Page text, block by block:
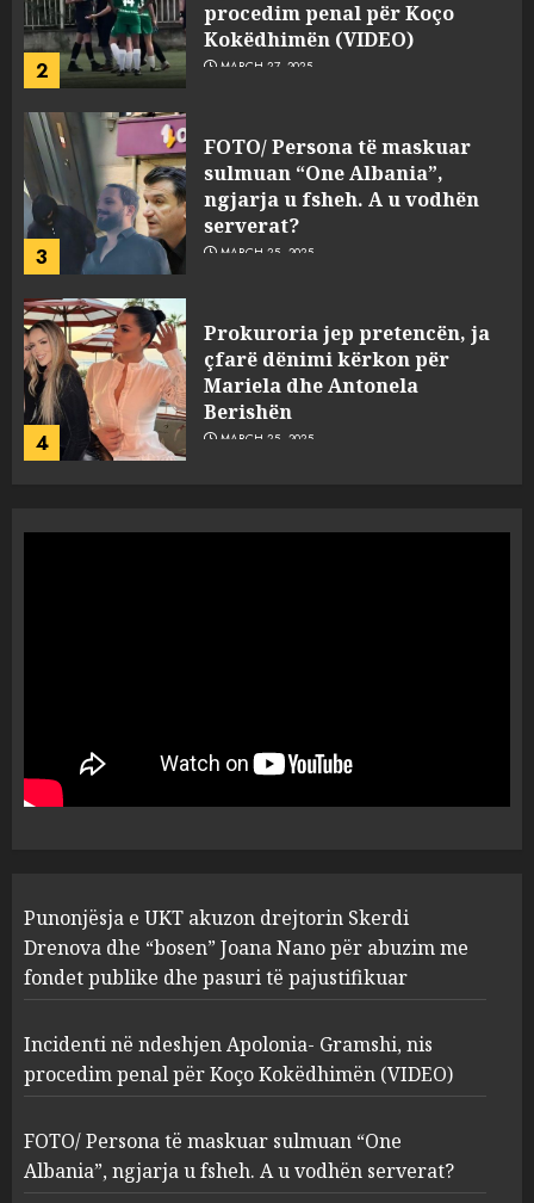
2
procedim penal për Koço
Kokëdhimën (VIDEO)
MARCH 27, 2025
3
FOTO/ Persona të maskuar
sulmuan “One Albania”,
ngjarja u fsheh. A u vodhën
serverat?
MARCH 25, 2025
4
Prokuroria jep pretencën, ja
çfarë dënimi kërkon për
Mariela dhe Antonela
Berishën
MARCH 25, 2025
1
“bosen” Joana Nano për
abuzim me fondet publike dhe
pasuri të pajustifikuar
2
Apolonia- Gramshi, nis
procedim penal për Koço
Kokëdhimën (VIDEO)
MARCH 27, 2025
3
FOTO/ Persona të maskuar
sulmuan “One Albania”,
ngjarja u fsheh. A u vodhën
serverat?
MARCH 25, 2025
Punonjësja e UKT akuzon drejtorin Skerdi
Drenova dhe “bosen” Joana Nano për abuzim me
fondet publike dhe pasuri të pajustifikuar
Incidenti në ndeshjen Apolonia- Gramshi, nis
procedim penal për Koço Kokëdhimën (VIDEO)
FOTO/ Persona të maskuar sulmuan “One
Albania”, ngjarja u fsheh. A u vodhën serverat?